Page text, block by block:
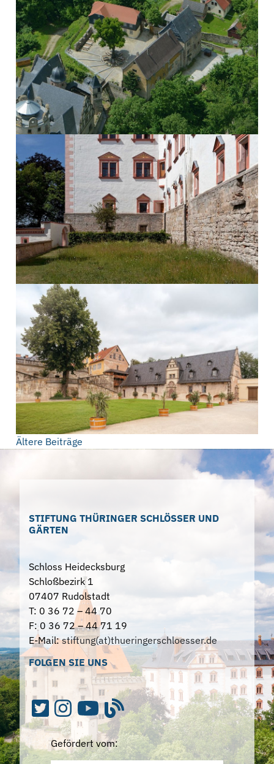
Beitragsnavigation
Ältere Beiträge
STIFTUNG THÜRINGER SCHLÖSSER UND
GÄRTEN
Schloss Heidecksburg
Schloßbezirk 1
07407 Rudolstadt
T: 0 36 72 – 44 70
F: 0 36 72 – 44 71 19
E-Mail:stiftung(at)thueringerschloesser.de
FOLGEN SIE UNS
Gefördert vom: